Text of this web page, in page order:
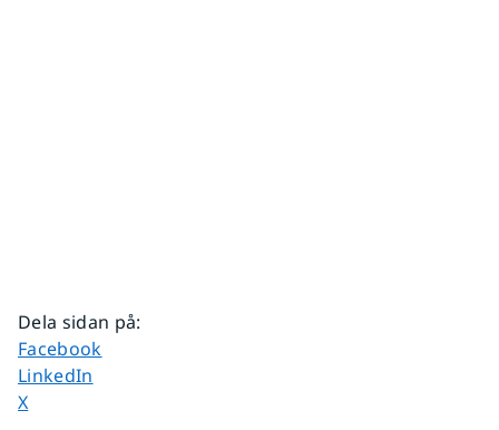
Dela sidan på:
Dela sidan på
Facebook
Dela sidan på
LinkedIn
Dela sidan på
X